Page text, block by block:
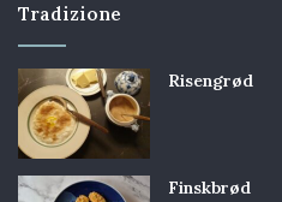
Tradizione
Risengrød
Finskbrød